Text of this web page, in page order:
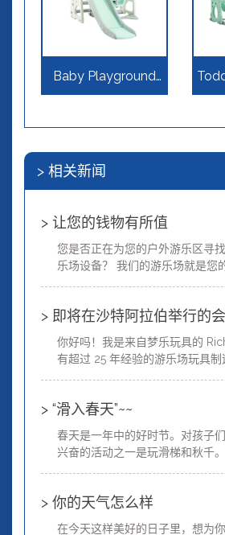
Baby Playground
> 相关新闻
> 让您的钱物有所值
您是否正在为您的户外游乐区寻
乐场设备？ 我们的游乐场就是您
> 即将在沙特阿拉伯举行的
你好吗！我是来自梦乐玩具的
有超过 25 年经验的游乐场玩具
> “滑入春天”~~
春天是一年中的好时节。对孩子
兴奋的活动之一是玩滑梯和秋千
> 你的天气怎么样
在今天这样美好的日子里，想为